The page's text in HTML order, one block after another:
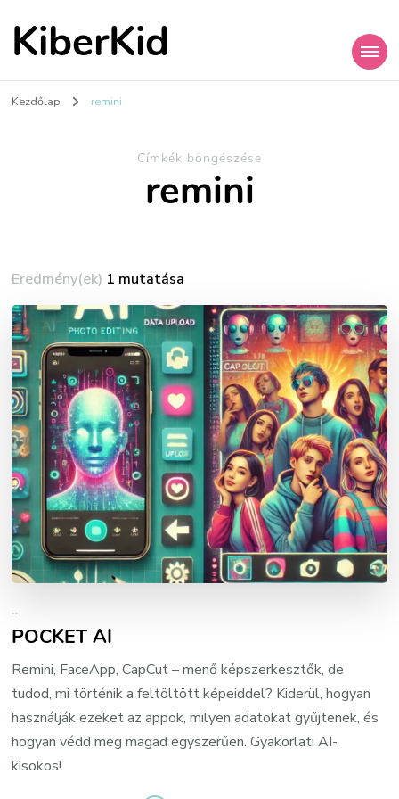
KiberKid
Kezdőlap remini
Címkék böngészése
remini
Eredmény(ek) 1 mutatása
..
POCKET AI
Remini, FaceApp, CapCut – menő képszerkesztők, de
tudod, mi történik a feltöltött képeiddel? Kiderül, hogyan
használják ezeket az appok, milyen adatokat gyűjtenek, és
hogyan védd meg magad egyszerűen. Gyakorlati AI-
kisokos!